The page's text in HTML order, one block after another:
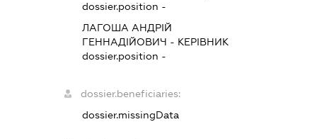
dossier.position -
ЛАГОША АНДРІЙ
ГЕННАДІЙОВИЧ - КЕРІВНИК
dossier.position -
dossier.beneficiaries:
dossier.missingData